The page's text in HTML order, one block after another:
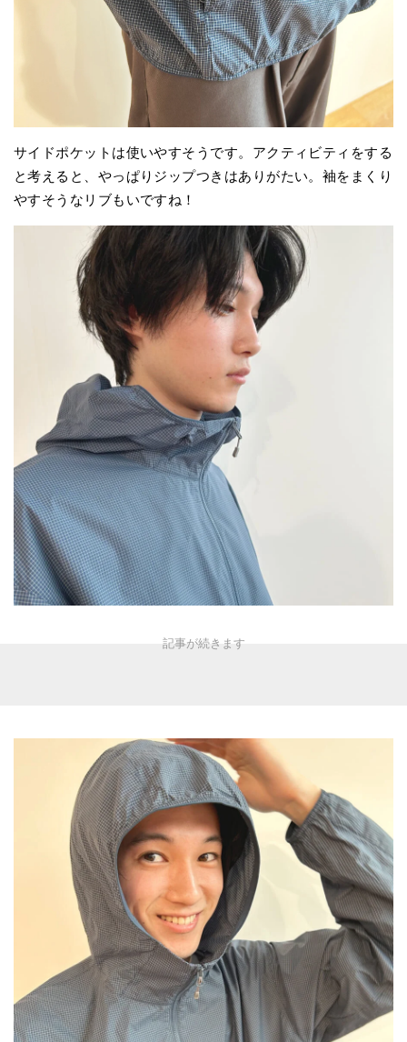
サイドポケットは使いやすそうです。アクティビティをする
と考えると、やっぱりジップつきはありがたい。袖をまくり
やすそうなリブもいですね！